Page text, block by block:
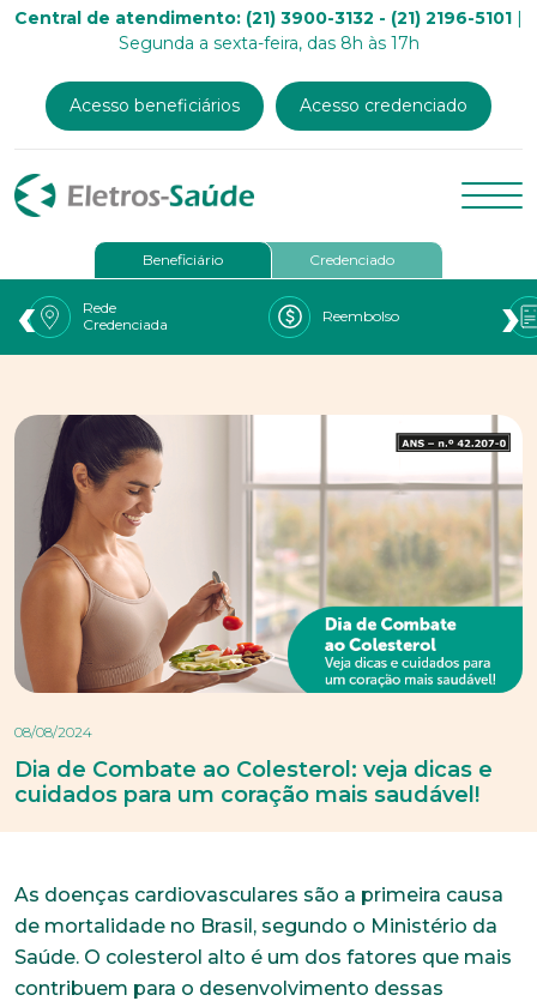
Central de atendimento: (21) 3900-3132 - (21) 2196-5101 |
Segunda a sexta-feira, das 8h às 17h
Acesso beneficiários Acesso credenciado
Beneficiário Credenciado
Rede
Credenciada
Reembolso
‹ ›
08/08/2024
Dia de Combate ao Colesterol: veja dicas e
cuidados para um coração mais saudável!
As doenças cardiovasculares são a primeira causa
de mortalidade no Brasil, segundo o Ministério da
Saúde. O colesterol alto é um dos fatores que mais
contribuem para o desenvolvimento dessas